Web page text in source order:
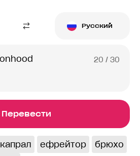
Русский
20 / 30
Перевести
капрал ефрейтор
брюхо